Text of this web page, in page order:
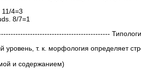
4=3
8/7=1
уровень, т. к. морфология определяет
и содержанием)